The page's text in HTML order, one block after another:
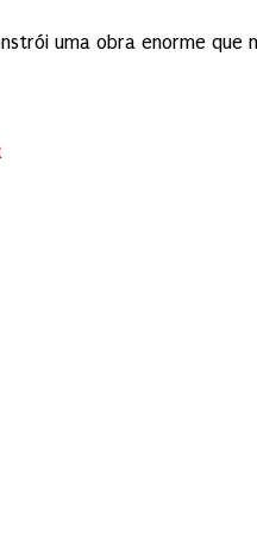
uma obra enorme que